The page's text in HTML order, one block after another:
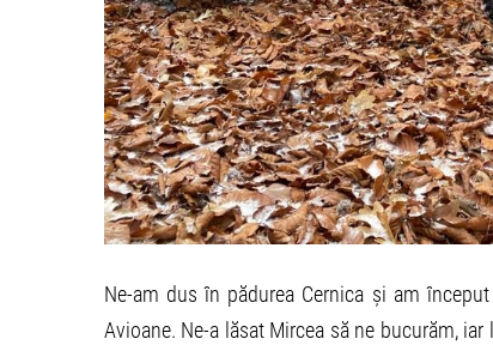
Ne-am dus în pădurea Cernica și am
Avioane. Ne-a lăsat Mircea să ne bucurăm,